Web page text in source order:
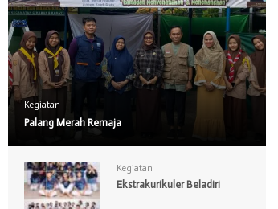
Kegiatan
Palang Merah Remaja
Kegiatan
Ekstrakurikuler Beladiri